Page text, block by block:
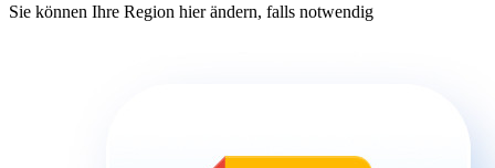
Sie können Ihre Region hier ändern, falls notwendig